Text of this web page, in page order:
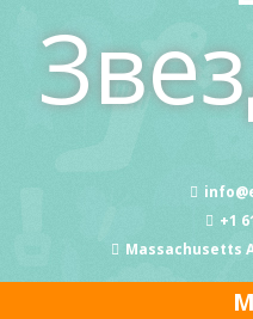
+1
Massachusetts